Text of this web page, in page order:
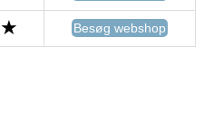
Besøg webshop